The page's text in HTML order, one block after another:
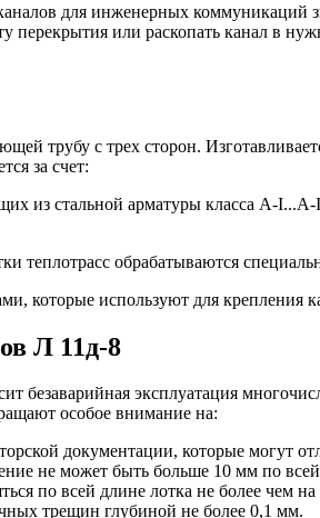
для инженерных
перекрытия или раскопать канал в
трубу с трех сторон.
за счет:
из стальной арматуры класса А-
теплотрасс обрабатываются
которые используют для крепления
Л 11д-8
безаварийная эксплуатация
особое внимание на:
документации, которые могут
не может быть больше 10 мм по
по всей длине лотка не более чем
трещин глубиной не более 0,1 мм.